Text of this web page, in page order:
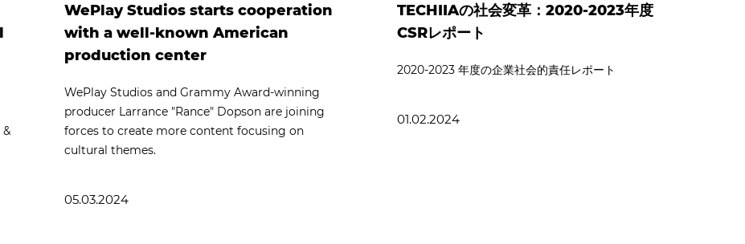
WePlay Studios starts cooperation
with a well-known American
production center
WePlay Studios and Grammy Award-winning
producer Larrance "Rance" Dopson are joining
forces to create more content focusing on
cultural themes.
05.03.2024
TECHIIAの社会変革：2020-2023年度
CSRレポート
2020‐2023 年度の企業社会的責任レポート
01.02.2024